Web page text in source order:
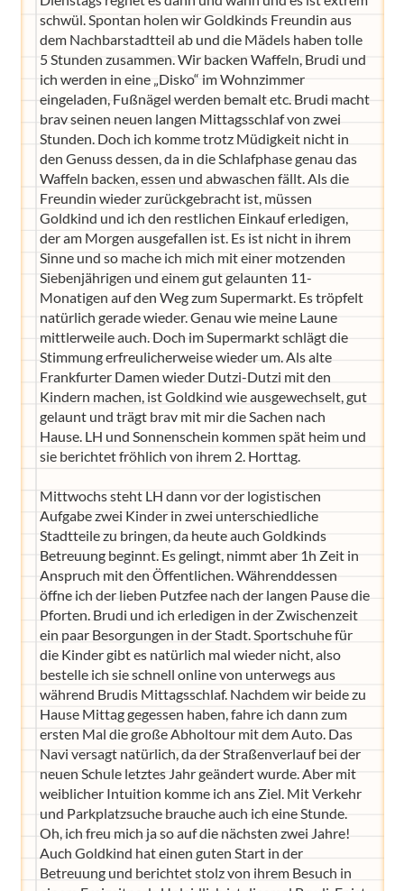
schwül. Spontan holen wir Goldkinds Freundin aus
dem Nachbarstadtteil ab und die Mädels haben tolle
5 Stunden zusammen. Wir backen Waffeln, Brudi und
ich werden in eine „Disko“ im Wohnzimmer
eingeladen, Fußnägel werden bemalt etc. Brudi macht
brav seinen neuen langen Mittagsschlaf von zwei
Stunden. Doch ich komme trotz Müdigkeit nicht in
den Genuss dessen, da in die Schlafphase genau das
Waffeln backen, essen und abwaschen fällt. Als die
Freundin wieder zurückgebracht ist, müssen
Goldkind und ich den restlichen Einkauf erledigen,
der am Morgen ausgefallen ist. Es ist nicht in ihrem
Sinne und so mache ich mich mit einer motzenden
Siebenjährigen und einem gut gelaunten 11-
Monatigen auf den Weg zum Supermarkt. Es tröpfelt
natürlich gerade wieder. Genau wie meine Laune
mittlerweile auch. Doch im Supermarkt schlägt die
Stimmung erfreulicherweise wieder um. Als alte
Frankfurter Damen wieder Dutzi-Dutzi mit den
Kindern machen, ist Goldkind wie ausgewechselt, gut
gelaunt und trägt brav mit mir die Sachen nach
Hause. LH und Sonnenschein kommen spät heim und
sie berichtet fröhlich von ihrem 2. Horttag.
Mittwochs steht LH dann vor der logistischen
Aufgabe zwei Kinder in zwei unterschiedliche
Stadtteile zu bringen, da heute auch Goldkinds
Betreuung beginnt. Es gelingt, nimmt aber 1h Zeit in
Anspruch mit den Öffentlichen. Währenddessen
öffne ich der lieben Putzfee nach der langen Pause die
Pforten. Brudi und ich erledigen in der Zwischenzeit
ein paar Besorgungen in der Stadt. Sportschuhe für
die Kinder gibt es natürlich mal wieder nicht, also
bestelle ich sie schnell online von unterwegs aus
während Brudis Mittagsschlaf. Nachdem wir beide zu
Hause Mittag gegessen haben, fahre ich dann zum
ersten Mal die große Abholtour mit dem Auto. Das
Navi versagt natürlich, da der Straßenverlauf bei der
neuen Schule letztes Jahr geändert wurde. Aber mit
weiblicher Intuition komme ich ans Ziel. Mit Verkehr
und Parkplatzsuche brauche auch ich eine Stunde.
Oh, ich freu mich ja so auf die nächsten zwei Jahre!
Auch Goldkind hat einen guten Start in der
Betreuung und berichtet stolz von ihrem Besuch in